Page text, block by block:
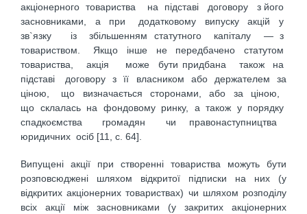
акціонерного товариства на підставі договору з його
засновниками, а при додатковому випуску акцій у
зв`язку із збільшенням статутного капіталу — з
товариством. Якщо інше не передбачено статутом
товариства, акція може бути придбана також на
підставі договору з її власником або держателем за
ціною, що визначається сторонами, або за ціною,
що склалась на фондовому ринку, а також у порядку
спадкоємства громадян чи правонаступництва
юридичних осіб [11, с. 64].
Випущені акції при створенні товариства можуть бути
розповсюджені шляхом відкритої підписки на них (у
відкритих акціонерних товариствах) чи шляхом розподілу
всіх акції між засновниками (у закритих акціонерних